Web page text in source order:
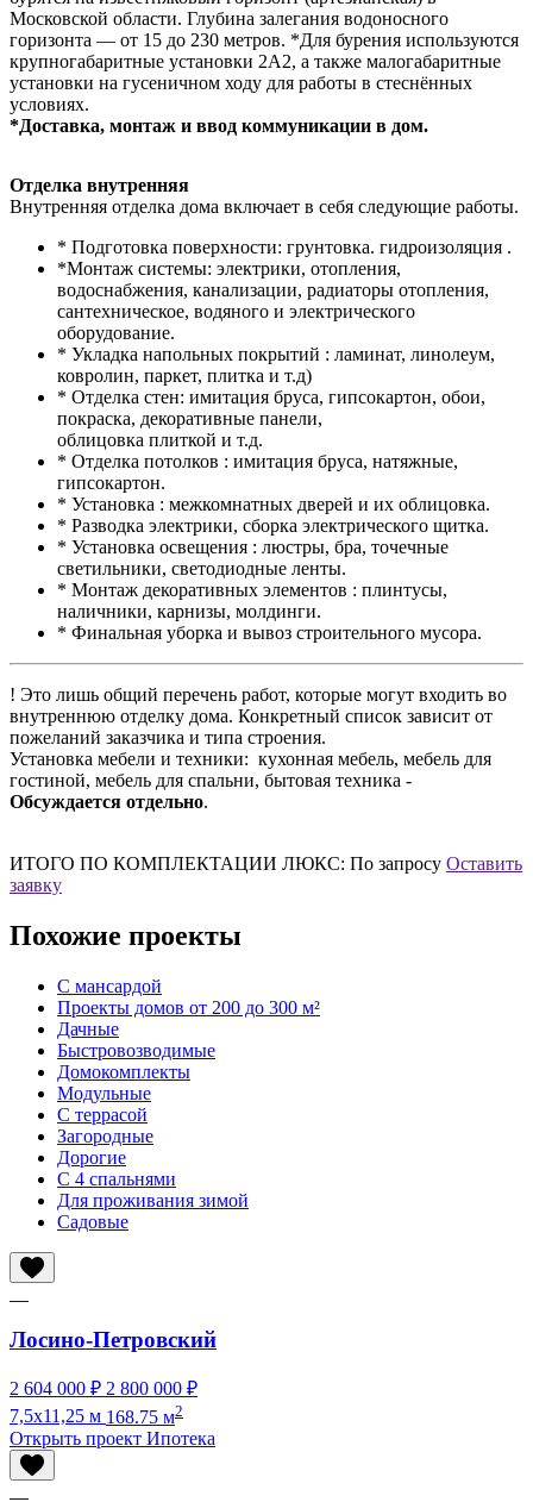
Московской области. Глубина залегания водоносного
горизонта — от 15 до 230 метров. *Для бурения используются
крупногабаритные установки 2А2, а также малогабаритные
установки на гусеничном ходу для работы в стеснённых
условиях.
*Доставка, монтаж и ввод коммуникации в дом.
Отделка внутренняя
Внутренняя отделка дома включает в себя следующие работы.
* Подготовка поверхности: грунтовка. гидроизоляция .
*Монтаж системы: электрики, отопления,
водоснабжения, канализации, радиаторы отопления,
сантехническое, водяного и электрического
оборудование.
* Укладка напольных покрытий : ламинат, линолеум,
ковролин, паркет, плитка и т.д)
* Отделка стен: имитация бруса, гипсокартон, обои,
покраска, декоративные панели,
облицовка плиткой и т.д.
* Отделка потолков : имитация бруса, натяжные,
гипсокартон.
* Установка : межкомнатных дверей и их облицовка.
* Разводка электрики, сборка электрического щитка.
* Установка освещения : люстры, бра, точечные
светильники, светодиодные ленты.
* Монтаж декоративных элементов : плинтусы,
наличники, карнизы, молдинги.
* Финальная уборка и вывоз строительного мусора.
! Это лишь общий перечень работ, которые могут входить во
внутреннюю отделку дома. Конкретный список зависит от
пожеланий заказчика и типа строения.
Установка мебели и техники: кухонная мебель, мебель для
гостиной, мебель для спальни, бытовая техника -
Обсуждается отдельно.
ИТОГО ПО КОМПЛЕКТАЦИИ ЛЮКС: По запросу Оставить
заявку
Похожие проекты
С мансардой
Проекты домов от 200 до 300 м²
Дачные
Быстровозводимые
Домокомплекты
Модульные
С террасой
Загородные
Дорогие
С 4 спальнями
Для проживания зимой
Садовые
Лосино-Петровский
2 604 000 ₽ 2 800 000 ₽
7,5х11,25 м 168.75 м2
Открыть проект Ипотека